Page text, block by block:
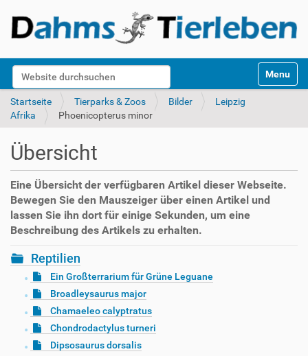
Website durchsuchen
k
Toggle
Startseite Tierparks & Zoos Bilder
Leipzig
Afrika
Phoenicopterus minor
Übersicht
Eine Übersicht der verfügbaren Artikel dieser Webseite.
Bewegen Sie den Mauszeiger über einen Artikel und
lassen Sie ihn dort für einige Sekunden, um eine
Beschreibung des Artikels zu erhalten.
Reptilien
Ein Großterrarium für Grüne Leguane
Broadleysaurus major
Chamaeleo calyptratus
Chondrodactylus turneri
Dipsosaurus dorsalis